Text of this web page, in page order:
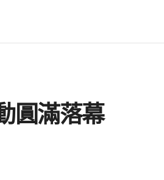
圓滿落幕